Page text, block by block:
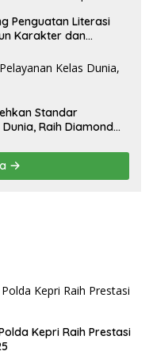
Penguatan Literasi
Karakter dan
Standar
Raih Diamond
Kepri Raih Prestasi